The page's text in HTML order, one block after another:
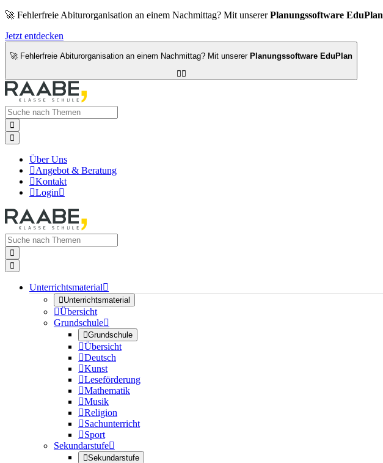
🚀 Fehlerfreie Abiturorganisation an einem Nachmittag? Mit unsererPlanungssoftware EduPlan
Jetzt entdecken
🚀 Fehlerfreie Abiturorganisation an einem Nachmittag? Mit unserer Planungssoftware EduPlan



Über Uns
Angebot & Beratung
Kontakt
Login


Unterrichtsmaterial
Unterrichtsmaterial
Übersicht
Grundschule
Grundschule
Übersicht
Deutsch
Kunst
Leseförderung
Mathematik
Musik
Religion
Sachunterricht
Sport
Sekundarstufe
Sekundarstufe